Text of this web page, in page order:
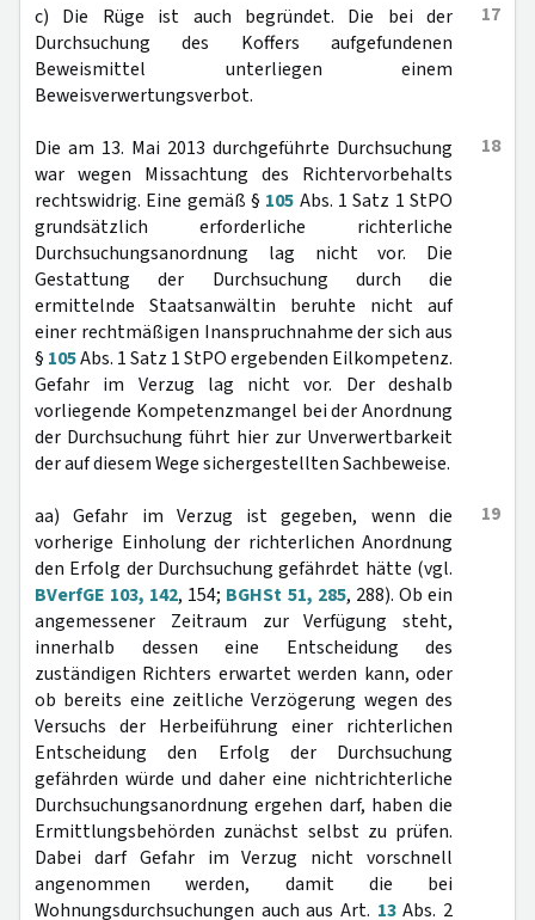
17
c) Die Rüge ist auch begründet. Die bei der
Durchsuchung des Koffers aufgefundenen
Beweismittel unterliegen einem
Beweisverwertungsverbot.
18
Die am 13. Mai 2013 durchgeführte Durchsuchung
war wegen Missachtung des Richtervorbehalts
rechtswidrig. Eine gemäß § 105 Abs. 1 Satz 1 StPO
grundsätzlich erforderliche richterliche
Durchsuchungsanordnung lag nicht vor. Die
Gestattung der Durchsuchung durch die
ermittelnde Staatsanwältin beruhte nicht auf
einer rechtmäßigen Inanspruchnahme der sich aus
§ 105Abs. 1 Satz 1 StPO ergebenden Eilkompetenz.
Gefahr im Verzug lag nicht vor. Der deshalb
vorliegende Kompetenzmangel bei der Anordnung
der Durchsuchung führt hier zur Unverwertbarkeit
der auf diesem Wege sichergestellten Sachbeweise.
19
aa) Gefahr im Verzug ist gegeben, wenn die
vorherige Einholung der richterlichen Anordnung
den Erfolg der Durchsuchung gefährdet hätte (vgl.
BVerfGE 103, 142, 154; BGHSt 51, 285, 288). Ob ein
angemessener Zeitraum zur Verfügung steht,
innerhalb dessen eine Entscheidung des
zuständigen Richters erwartet werden kann, oder
ob bereits eine zeitliche Verzögerung wegen des
Versuchs der Herbeiführung einer richterlichen
Entscheidung den Erfolg der Durchsuchung
gefährden würde und daher eine nichtrichterliche
Durchsuchungsanordnung ergehen darf, haben die
Ermittlungsbehörden zunächst selbst zu prüfen.
Dabei darf Gefahr im Verzug nicht vorschnell
angenommen werden, damit die bei
Wohnungsdurchsuchungen auch aus Art. 13Abs. 2